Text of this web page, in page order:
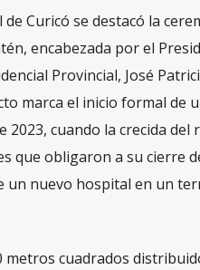
Curicó se destacó la
encabezada por el
Provincial, José
marca el inicio formal de
cuando la crecida
que obligaron a su cierre
un nuevo hospital en un
cuadrados